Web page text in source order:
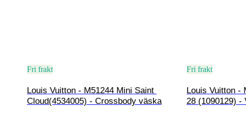
Fri frakt
Louis Vuitton - M51244 Mini Saint
Cloud(4534005) - Crossbody väska
Fri frakt
Louis Vuitton -
28 (1090129) -